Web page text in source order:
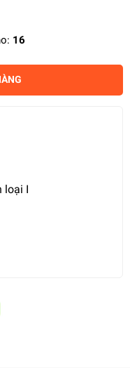
16
loại I